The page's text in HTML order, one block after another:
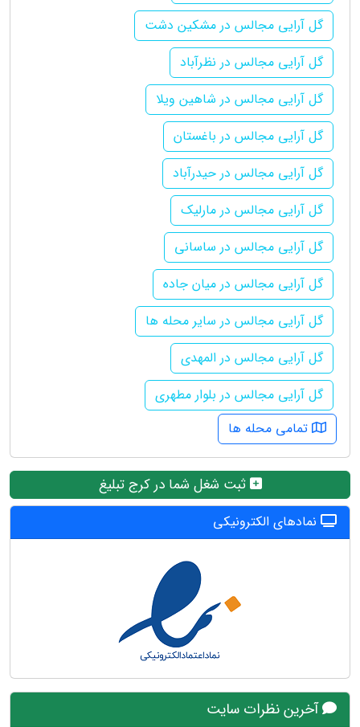
گل آرایی مجالس در مشکین دشت
گل آرایی مجالس در نظرآباد
گل آرایی مجالس در شاهین ویلا
گل آرایی مجالس در باغستان
گل آرایی مجالس در حیدرآباد
گل آرایی مجالس در مارلیک
گل آرایی مجالس در ساسانی
گل آرایی مجالس در میان جاده
گل آرایی مجالس در سایر محله ها
گل آرایی مجالس در المهدی
گل آرایی مجالس در بلوار مطهری
تمامی محله ها
ثبت شغل شما در کرج تبلیغ
نمادهای الکترونیکی
آخرین نظرات سایت